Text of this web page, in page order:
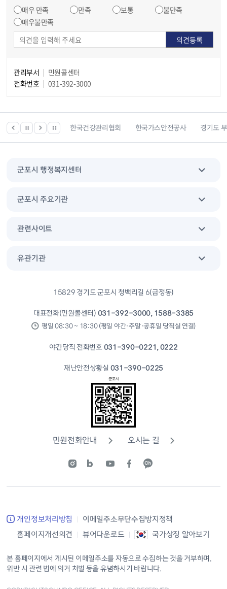
매우 만족
만족 보통
불만족
매우불만족
관리부서
민원콜센터
전화번호
031-392-3000
등 위치찾기서비스 한국건강관리협회 한국가스안전공사 경기도
군포시 행정복지센터
군포시 주요기관
관련사이트
유관기관
15829 경기도 군포시 청백리길 6(금정동)
대표전화(민원콜센터) 031-392-3000, 1588-3385
평일 08:30 ~ 18:30 (평일 야간·주말·공휴일 당직실 연결)
야간당직 전화번호031-390-0221, 0222
재난안전상황실 031-390-0225
민원전화안내 오시는 길
개인정보처리방침
이메일주소무단수집방지정책
홈페이지개선의견
뷰어다운로드 국가상징 알아보기
본 홈페이지에서 게시된 이메일주소를 자동으로 수집하는 것을 거부하며,
위반 시 관련 법에 의거 처벌 등을 유념하시기 바랍니다.